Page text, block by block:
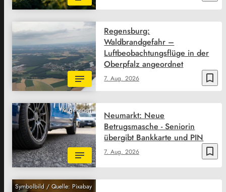
bookmark_border
7. Aug. 2026
Regensburg:
Waldbrandgefahr –
Luftbeobachtungsflüge in der
Oberpfalz angeordnet
KI generiert
bookmark_border
7. Aug. 2026
Neumarkt: Neue
Betrugsmasche - Seniorin
übergibt Bankkarte und PIN
Symbolbild / Quelle: Pixabay